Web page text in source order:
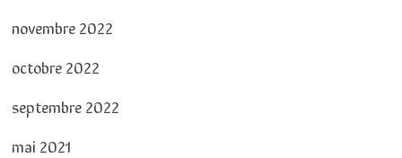
novembre 2022
octobre 2022
septembre 2022
mai 2021